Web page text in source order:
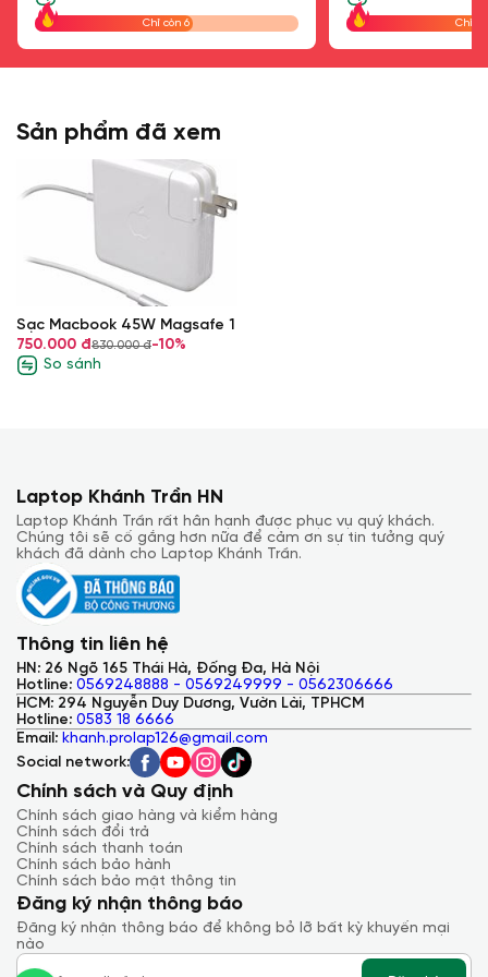
Chỉ còn 6 Chỉ
Sản phẩm đã xem
Sạc Macbook 45W Magsafe 1
750.000 đ830.000 đ-10%
So sánh
Laptop Khánh Trần HN
Laptop Khánh Trần rất hân hạnh được phục vụ quý khách.
Chúng tôi sẽ cố gắng hơn nữa để cảm ơn sự tin tưởng quý
khách đã dành cho Laptop Khánh Trần.
Thông tin liên hệ
HN: 26 Ngõ 165 Thái Hà, Đống Đa, Hà Nội
Hotline: 0569248888 - 0569249999 - 0562306666
HCM: 294 Nguyễn Duy Dương, Vườn Lài, TPHCM
Hotline: 0583 18 6666
Email: khanh.prolap126@gmail.com
Social network:
Chính sách và Quy định
Chính sách giao hàng và kiểm hàng
Chính sách đổi trả
Chính sách thanh toán
Chính sách bảo hành
Chính sách bảo mật thông tin
Đăng ký nhận thông báo
Đăng ký nhận thông báo để không bỏ lỡ bất kỳ khuyến mại
nào